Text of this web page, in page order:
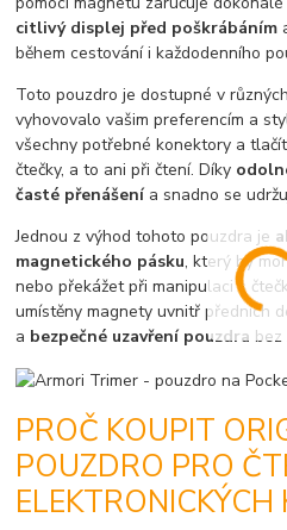
citlivý displej před poškrábáním
během cestování i každodenního
Toto pouzdro je dostupné v
vyhovovalo vašim preferencím a
všechny potřebné konektory a
čtečky, a to ani při čtení. Díky
časté přenášenía snadno se
Jednou z výhod tohoto pouzdra je
magnetického pásku, který by
nebo překážet při manipulaci s
umístěny magnety uvnitř předních
a bezpečné uzavření pouzdra bez
PROČ KOUPIT
POUZDRO PRO
ELEKTRONICKÝCH